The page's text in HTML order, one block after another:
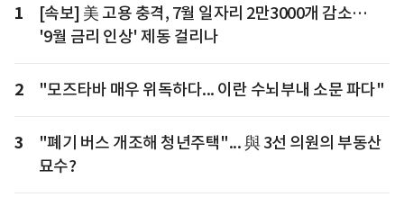
1
[속보] 美 고용 충격, 7월 일자리 2만3000개 감소…
'9월 금리 인상' 제동 걸리나
2 "모즈타바 매우 위독하다... 이란 수뇌부내 소문 파다"
3
"폐기 버스 개조해 청년주택"... 與 3선 의원의 부동산
묘수?